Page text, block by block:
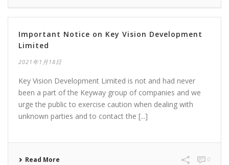
Important Notice on Key Vision Development
Limited
2021年1月18日
Key Vision Development Limited is not and had never
been a part of the Keyway group of companies and we
urge the public to exercise caution when dealing with
unknown parties and to contact the [...]
Read More 0